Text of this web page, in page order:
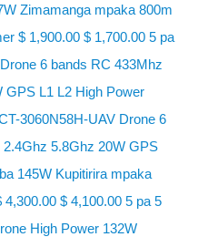
Zimamanga mpaka 800m
$ 1,900.00 $ 1,700.00 5 pa
6 bands RC 433Mhz
L1 L2 High Power
3060N58H-UAV Drone 6
5.8Ghz 20W GPS
145W Kupitirira mpaka
$ 4,100.00 5 pa 5
High Power 132W